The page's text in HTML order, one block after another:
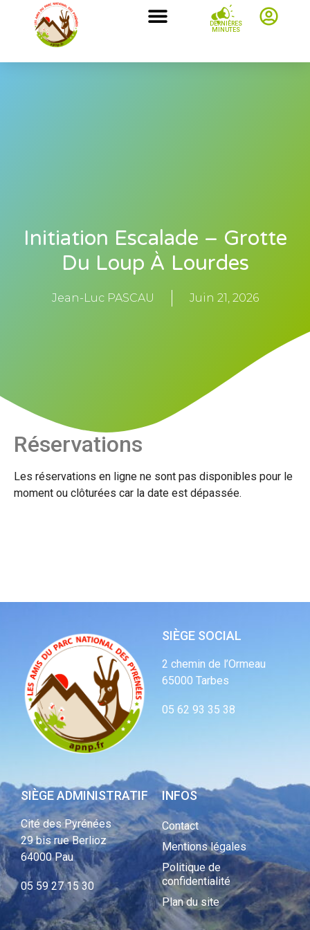
DERNIÈRES
MINUTES
Initiation Escalade – Grotte
Du Loup À Lourdes
Jean-Luc PASCAU Juin 21, 2026
Réservations
Les réservations en ligne ne sont pas disponibles pour le
moment ou clôturées car la date est dépassée.
SIÈGE SOCIAL
2 chemin de l’Ormeau
65000 Tarbes
05 62 93 35 38
SIÈGE ADMINISTRATIF
Cité des Pyrénées
29 bis rue Berlioz
64000 Pau
05 59 27 15 30
INFOS
Contact
Mentions légales
Politique de
confidentialité
Plan du site